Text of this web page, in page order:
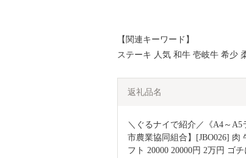
【関連キーワード】
ステーキ 人気 和牛 壱岐牛 希少
返礼品名
＼ぐるナイで紹介／《A4～
市農業協同組合】[JBO026] 肉
フト 20000 20000円 2万円 ゴ